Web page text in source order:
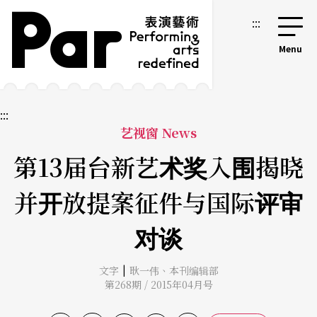
跳到主要内容区块
网站导览 :::
:::
艺视窗 News
第13届台新艺术奖入围揭晓
并开放提案征件与国际评审
对谈
文字 | 耿一伟 、 本刊编辑部
第268期 / 2015年04月号